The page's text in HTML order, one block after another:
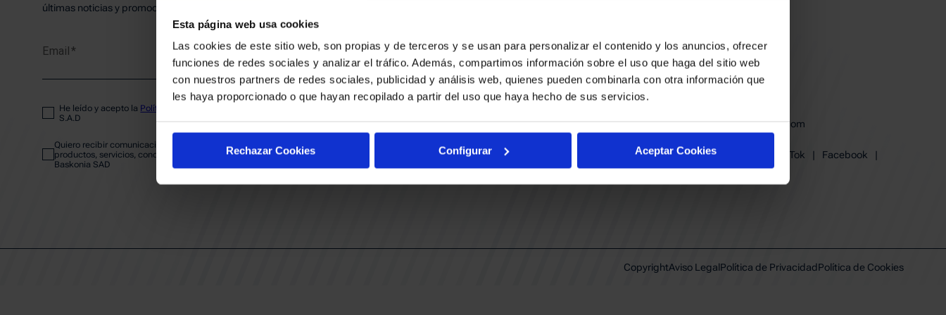
Esta página web usa cookies
Las cookies de este sitio web, son propias y de terceros y se usan para personalizar el contenido y los anuncios, ofrecer
funciones de redes sociales y analizar el tráfico. Además, compartimos información sobre el uso que haga del sitio web
con nuestros partners de redes sociales, publicidad y análisis web, quienes pueden combinarla con otra información que
les haya proporcionado o que hayan recopilado a partir del uso que haya hecho de sus servicios.
Rechazar Cookies Configurar Aceptar Cookies
PLANTILLA
ENTRADAS
ABONADOS
CALENDARIO
CLUB
últimas noticias y promociones del club.
Email
He leído y acepto la Política de privacidad
S.A.D
Quiero recibir comunicaciones electrónicas sobre las actividades,
productos, servicios, concursos, ofertas y/o promociones del SASKI
Baskonia SAD
BAKH
FUNDACIÓN BASKONIA-ALAVÉS
01013 Vitoria-Gasteiz
baskonia@baskonia.com
Instagram
TikTok | Facebook
|
Youtube
| Linkedin
CopyrightAviso LegalPolítica de PrivacidadPolítica de Cookies